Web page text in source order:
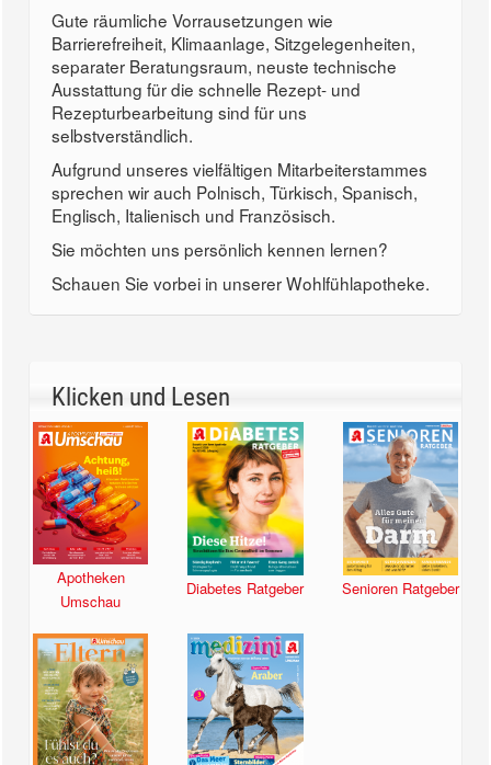
Gute räumliche Vorrausetzungen wie
Barrierefreiheit, Klimaanlage, Sitzgelegenheiten,
separater Beratungsraum, neuste technische
Ausstattung für die schnelle Rezept- und
Rezepturbearbeitung sind für uns
selbstverständlich.
Aufgrund unseres vielfältigen Mitarbeiterstammes
sprechen wir auch Polnisch, Türkisch, Spanisch,
Englisch, Italienisch und Französisch.
Sie möchten uns persönlich kennen lernen?
Schauen Sie vorbei in unserer Wohlfühlapotheke.
Klicken und Lesen
Apotheken
Umschau
Diabetes Ratgeber Senioren Ratgeber